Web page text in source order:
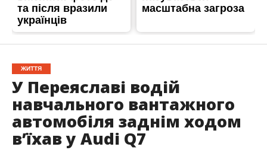
ЖИТТЯ
У Переяславі водій
навчального вантажного
автомобіля заднім ходом
в’їхав у Audi Q7